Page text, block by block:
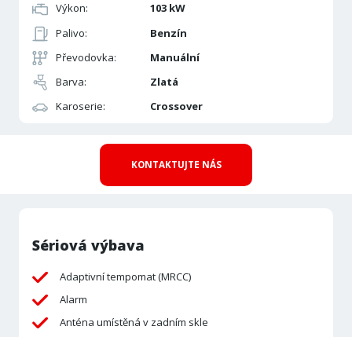
Výkon:
103 kW
Palivo:
Benzín
Převodovka:
Manuální
Barva:
Zlatá
Karoserie:
Crossover
KONTAKTUJTE NÁS
Sériová výbava
Adaptivní tempomat (MRCC)
Alarm
Anténa umístěná v zadním skle